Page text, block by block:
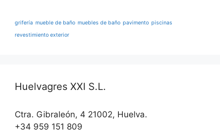
grifería mueble de baño muebles de baño pavimento piscinas
revestimiento exterior
Huelvagres XXI S.L.
Ctra. Gibraleón, 4 21002, Huelva.
+34 959 151 809